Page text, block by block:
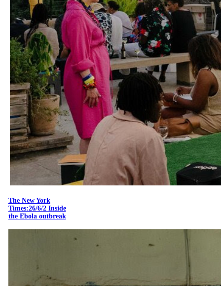
The New York
Times:26/6/2 Inside
the Ebola outbreak